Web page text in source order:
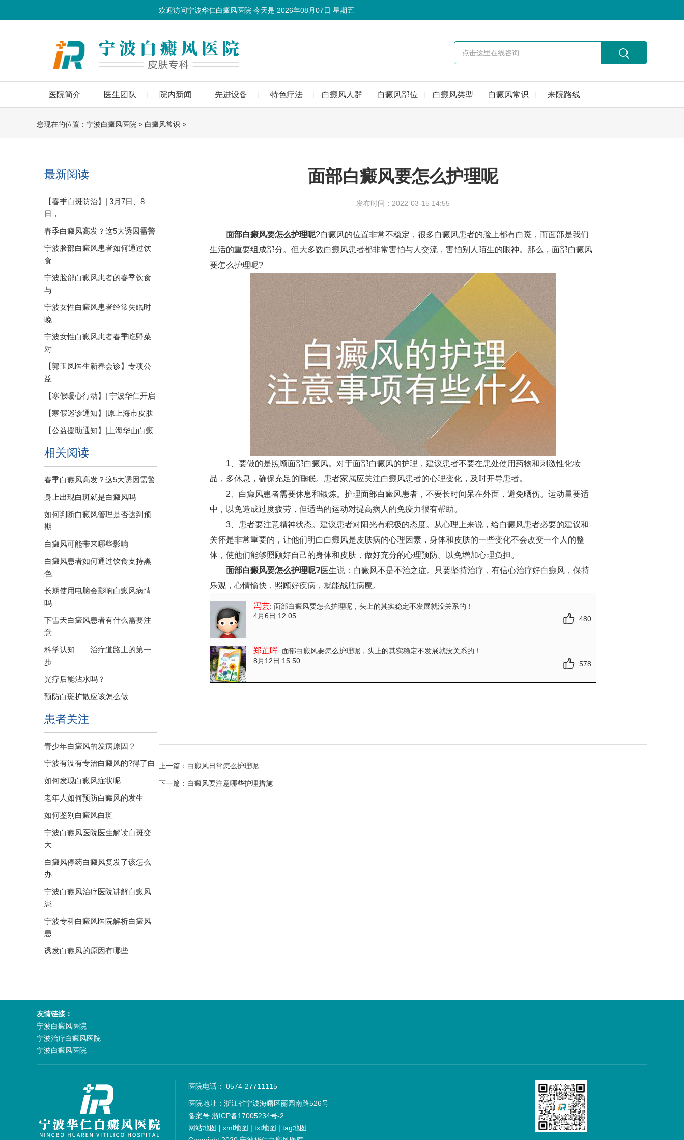
欢迎访问宁波华仁白癜风医院 今天是 2026年08月07日 星期五
医院简介 医生团队 院内新闻 先进设备 特色疗法 白癜风人群 白癜风部位 白癜风类型 白癜风常识 来院路线
您现在的位置： 宁波白癜风医院 > 白癜风常识 >
最新阅读
【春季白斑防治】| 3月7日、8
日，
春季白癜风高发？这5大诱因需警
宁波脸部白癜风患者如何通过饮
食
宁波脸部白癜风患者的春季饮食
与
宁波女性白癜风患者经常失眠时
晚
宁波女性白癜风患者春季吃野菜
对
【郭玉凤医生新春会诊】专项公
益
【寒假暖心行动】| 宁波华仁开启
【寒假巡诊通知】|原上海市皮肤
【公益援助通知】|上海华山白癜
相关阅读
春季白癜风高发？这5大诱因需警
身上出现白斑就是白癜风吗
如何判断白癜风管理是否达到预
期
白癜风可能带来哪些影响
白癜风患者如何通过饮食支持黑
色
长期使用电脑会影响白癜风病情
吗
下雪天白癜风患者有什么需要注
意
科学认知——治疗道路上的第一
步
光疗后能沾水吗？
预防白斑扩散应该怎么做
患者关注
青少年白癜风的发病原因？
宁波有没有专治白癜风的?得了白
如何发现白癜风症状呢
老年人如何预防白癜风的发生
如何鉴别白癜风白斑
宁波白癜风医院医生解读白斑变
大
白癜风停药白癜风复发了该怎么
办
宁波白癜风治疗医院讲解白癜风
患
宁波专科白癜风医院解析白癜风
患
诱发白癜风的原因有哪些
面部白癜风要怎么护理呢
发布时间：2022-03-15 14:55
面部白癜风要怎么护理呢?白癜风的位置非常不稳定，很多白癜风患者的脸上都有白斑，而面部是我们
生活的重要组成部分。但大多数白癜风患者都非常害怕与人交流，害怕别人陌生的眼神。那么，面部白癜风
要怎么护理呢?
1、要做的是照顾面部白癜风。对于面部白癜风的护理，建议患者不要在患处使用药物和刺激性化妆
品，多休息，确保充足的睡眠。患者家属应关注白癜风患者的心理变化，及时开导患者。
2、白癜风患者需要休息和锻炼。护理面部白癜风患者，不要长时间呆在外面，避免晒伤。运动量要适
中，以免造成过度疲劳，但适当的运动对提高病人的免疫力很有帮助。
3、患者要注意精神状态。建议患者对阳光有积极的态度。从心理上来说，给白癜风患者必要的建议和
关怀是非常重要的，让他们明白白癜风是皮肤病的心理因素，身体和皮肤的一些变化不会改变一个人的整
体，使他们能够照顾好自己的身体和皮肤，做好充分的心理预防。以免增加心理负担。
面部白癜风要怎么护理呢?医生说：白癜风不是不治之症。只要坚持治疗，有信心治疗好白癜风，保持
乐观，心情愉快，照顾好疾病，就能战胜病魔。
冯芸: 面部白癜风要怎么护理呢 ，头上的其实稳定不发展就没关系的！
4月6日 12:05
480
郑芷晖: 面部白癜风要怎么护理呢 ，头上的其实稳定不发展就没关系的！
8月12日 15:50
578
上一篇： 白癜风日常怎么护理呢
下一篇： 白癜风要注意哪些护理措施
友情链接：
宁波白癜风医院
宁波治疗白癜风医院
宁波白癜风医院
医院电话： 0574-27711115
医院地址：浙江省宁波海曙区丽园南路526号
备案号:浙ICP备17005234号-2
网站地图 | xml地图 | txt地图 | tag地图